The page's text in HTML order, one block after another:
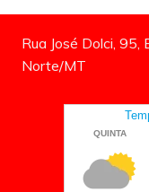
Rua José Dolci, 95,
Norte/MT